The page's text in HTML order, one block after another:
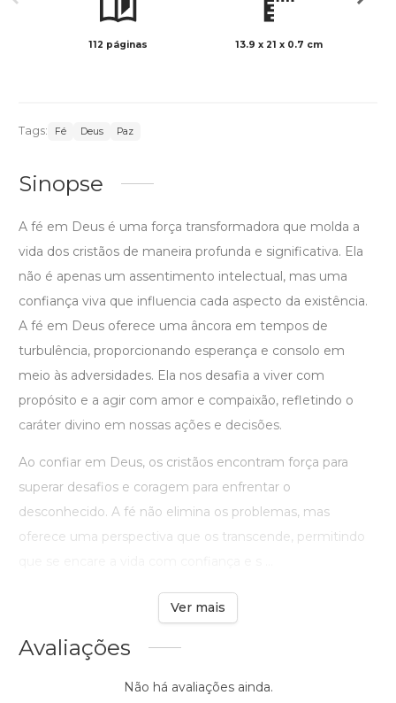
112 páginas 13.9 x 21 x 0.7 cm
Tags: Fé Deus Paz
Sinopse
A fé em Deus é uma força transformadora que molda a
vida dos cristãos de maneira profunda e significativa. Ela
não é apenas um assentimento intelectual, mas uma
confiança viva que influencia cada aspecto da existência.
A fé em Deus oferece uma âncora em tempos de
turbulência, proporcionando esperança e consolo em
meio às adversidades. Ela nos desafia a viver com
propósito e a agir com amor e compaixão, refletindo o
caráter divino em nossas ações e decisões.
Ao confiar em Deus, os cristãos encontram força para
superar desafios e coragem para enfrentar o
desconhecido. A fé não elimina os problemas, mas
oferece uma perspectiva que os transcende, permitindo
Ver mais
Avaliações
Não há avaliações ainda.